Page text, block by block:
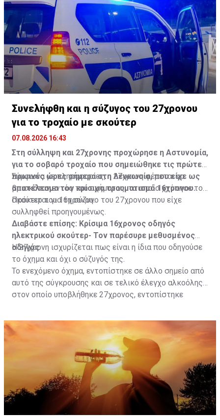
Συνελήφθη και η σύζυγος του 27χρονου
για το τροχαίο με σκούτερ
07.08.2026 16:43
Στη σύλληψη και 27χρονης προχώρησε η Αστυνομία,
για το σοβαρό τροχαίο που σημειώθηκε τις πρώτες
πρωινές ώρες σήμερα στη Λευκωσία, που είχε ως
αποτέλεσμα τον κρίσιμο τραυματισμό 16χρονου.
Σύμφωνα με πληροφορίες, η 27χρονη φέρεται να
βρισκόταν εντός του οχήματος, το οποίο χτύπησε το
σκούτερ του 16χρονου.
Πρόκειται για τη σύζυγο του 27χρονου που είχε
συλληφθεί προηγουμένως.
Διαβάστε επίσης: Κρίσιμα 16χρονος οδηγός
ηλεκτρικού σκούτερ- Τον παρέσυρε μεθυσμένος
οδηγός
Η 27χρονη ισχυρίζεται πως είναι η ίδια που οδηγούσε
το όχημα και όχι ο σύζυγός της.
Το ενεχόμενο όχημα, εντοπίστηκε σε άλλο σημείο από
αυτό της σύγκρουσης και σε τελικό έλεγχο αλκοόλης
στον οποίο υποβλήθηκε 27χρονος, εντοπίστηκε
για αυτόφωρο αδίκημα.